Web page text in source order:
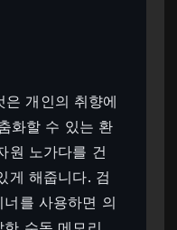
개인의 취향에
화할 수 있는 환
원 노가다를 건
게 해줍니다. 검
를 사용하면 의